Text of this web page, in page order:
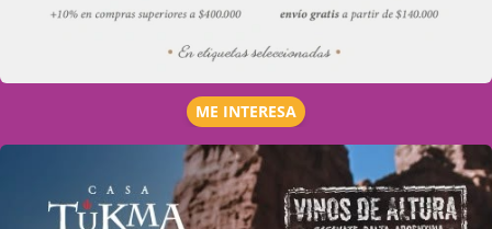
ME INTERESA